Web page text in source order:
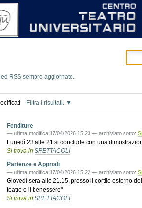
RSS sempre aggiornato.
Filtra i risultati.
Fenditure
— ultima modifica17/04/2026 15:23 — archiviato sotto:
Lunedì 23 alle 21 si conclude con una
Si trova in SPETTACOLI
Partenze e Approdi
— ultima modifica17/04/2026 15:22 — archiviato sotto:
Giovedì sera alle 21.15, presso il cortile esterno
teatro e il benessere"
Si trova in SPETTACOLI